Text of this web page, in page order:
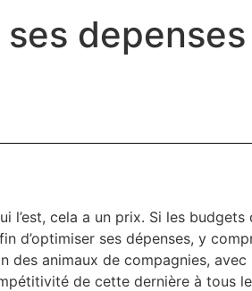
cela a un prix. Si les budgets
d’optimiser ses dépenses, y
animaux de compagnies, avec
de cette dernière à tous